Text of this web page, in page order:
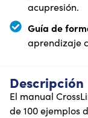
acupresión.
Guía de
aprendizaje
Descripción
El manual
de 100 ejemplos